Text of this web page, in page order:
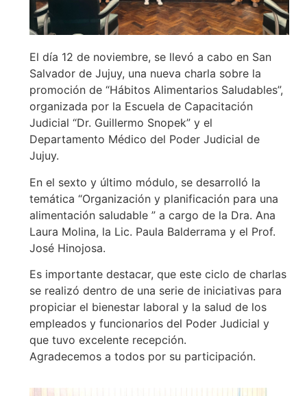
El día 12 de noviembre, se llevó a cabo en San
Salvador de Jujuy, una nueva charla sobre la
promoción de “Hábitos Alimentarios Saludables”,
organizada por la Escuela de Capacitación
Judicial “Dr. Guillermo Snopek” y el
Departamento Médico del Poder Judicial de
Jujuy.
En el sexto y último módulo, se desarrolló la
temática “Organización y planificación para una
alimentación saludable ” a cargo de la Dra. Ana
Laura Molina, la Lic. Paula Balderrama y el Prof.
José Hinojosa.
Es importante destacar, que este ciclo de charlas
se realizó dentro de una serie de iniciativas para
propiciar el bienestar laboral y la salud de los
empleados y funcionarios del Poder Judicial y
que tuvo excelente recepción.
Agradecemos a todos por su participación.